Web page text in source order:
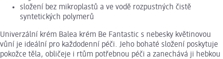
složení bez mikroplastů a ve vodě rozpustných čistě
syntetických polymerů
Univerzální krém Balea krém Be Fantastic s nebesky květinovou
vůní je ideální pro každodenní péči. Jeho bohaté složení poskytuje
pokožce těla, obličeje i rtům potřebnou péči a zanechává ji hebkou